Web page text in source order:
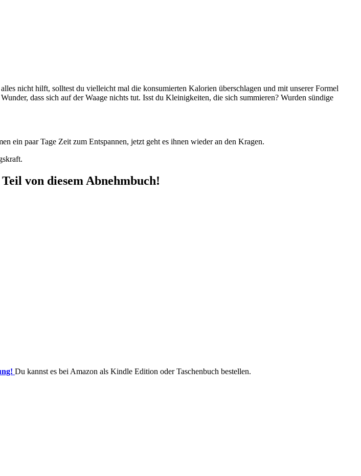
nicht hilft, solltest du vielleicht mal die konsumierten Kalorien überschlagen und mit unserer Formel
dass sich auf der Waage nichts tut. Isst du Kleinigkeiten, die sich summieren? Wurden sündige
ein paar Tage Zeit zum Entspannen, jetzt geht es ihnen wieder an den Kragen.
von diesem Abnehmbuch!
Du kannst es bei Amazon als Kindle Edition oder Taschenbuch bestellen.